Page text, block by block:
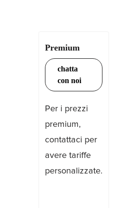
trovato.
Premium
chatta
con noi
Per i prezzi
premium,
contattaci per
avere tariffe
personalizzate.×